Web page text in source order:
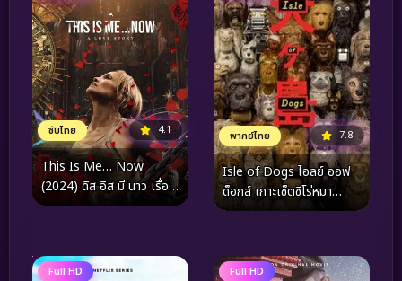
ซับไทย 4.1
This Is Me… Now
(2024) ดิส อิส มี นาว เรื่อง
ราวความรัก
พากย์ไทย 7.8
Isle of Dogs ไอลย์ ออฟ
ด็อกส์ เกาะเซ็ตซีโร่หมา
(2018)
Full HD Full HD